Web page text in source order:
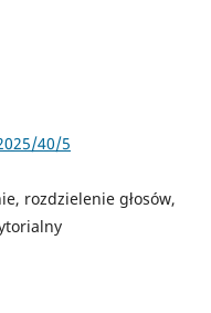
40/5
rozdzielenie głosów,